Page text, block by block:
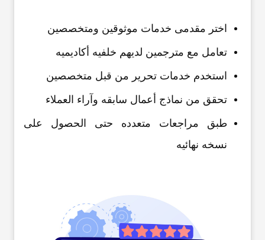
اختر مقدمی خدمات موثوقین ومتخصصین
تعامل مع مترجمین لدیهم خلفیه أکادیمیه
استخدم خدمات تحریر من قبل متخصصین
تحقق من نماذج أعمال سابقه وآراء العملاء
طبق مراجعات متعدده حتى الحصول على
نسخه نهائیه